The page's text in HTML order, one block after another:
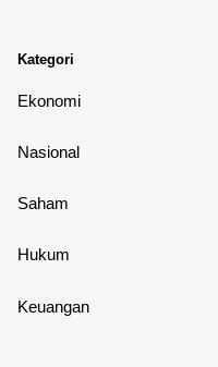
Kategori
Ekonomi
Nasional
Saham
Hukum
Keuangan